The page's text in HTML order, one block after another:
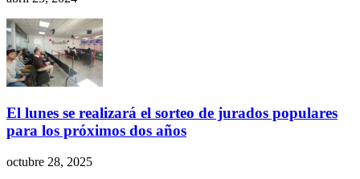
El lunes se realizará el sorteo de jurados populares
para los próximos dos años
octubre 28, 2025